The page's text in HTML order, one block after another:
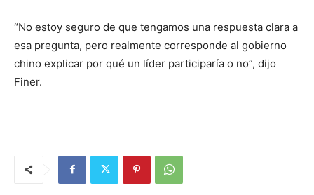
“No estoy seguro de que tengamos una respuesta clara a
esa pregunta, pero realmente corresponde al gobierno
chino explicar por qué un líder participaría o no”, dijo
Finer.